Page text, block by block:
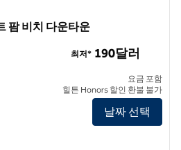
팜 비치 다운타운
치 다운타운의 호텔 정보 보기
최저* 190달러
요금 포함
힐튼 Honors 할인 환불 불가
날짜 선택